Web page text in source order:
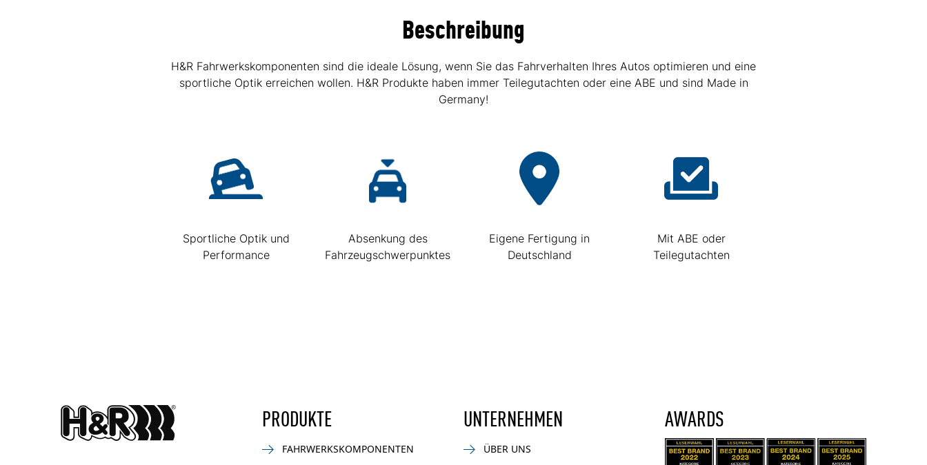
Beschreibung
H&R Fahrwerkskomponenten sind die ideale Lösung, wenn Sie das Fahrverhalten Ihres Autos optimieren und eine
sportliche Optik erreichen wollen. H&R Produkte haben immer Teilegutachten oder eine ABE und sind Made in
Germany!
Sportliche Optik und
Performance
Absenkung des
Fahrzeugschwerpunktes
Eigene Fertigung in
Deutschland
Mit ABE oder
Teilegutachten
PRODUKTE
FAHRWERKSKOMPONENTEN
UNTERNEHMEN
ÜBER UNS
AWARDS